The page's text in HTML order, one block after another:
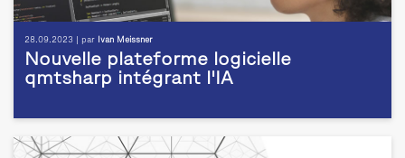
28.09.2023 | par Ivan Meissner
Nouvelle plateforme logicielle
qmtsharp intégrant l'IA